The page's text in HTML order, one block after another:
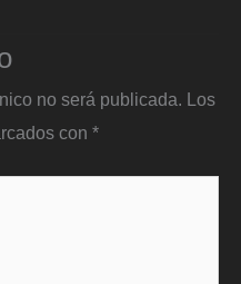
no será publicada. Los
con *